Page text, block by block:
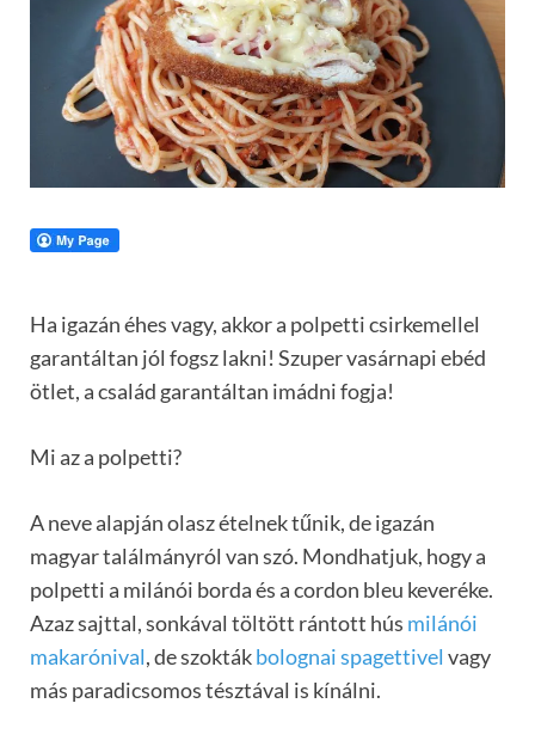
Ha igazán éhes vagy, akkor a polpetti csirkemellel
garantáltan jól fogsz lakni! Szuper vasárnapi ebéd
ötlet, a család garantáltan imádni fogja!
Mi az a polpetti?
A neve alapján olasz ételnek tűnik, de igazán
magyar találmányról van szó. Mondhatjuk, hogy a
polpetti a milánói borda és a cordon bleu keveréke.
Azaz sajttal, sonkával töltött rántott hús milánói
makarónival, de szoktákbolognai spagettivel vagy
más paradicsomos tésztával is kínálni.